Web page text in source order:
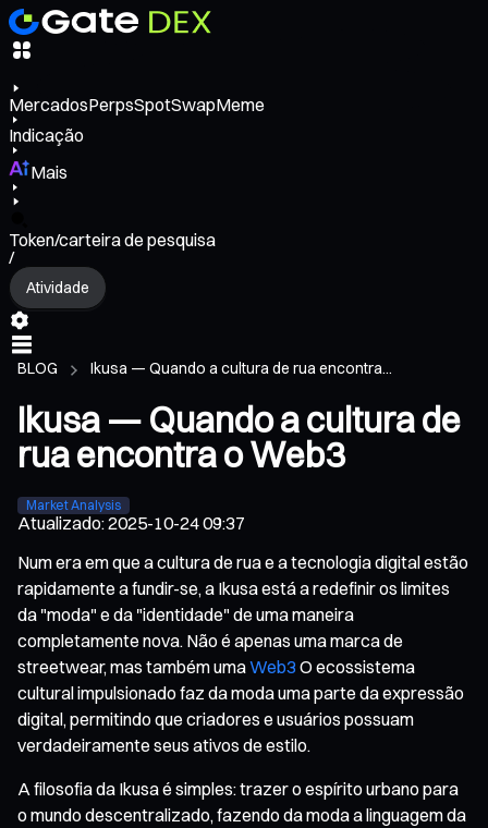
MercadosPerpsSpotSwapMeme
Indicação
Mais
Token/carteira de pesquisa
/
Atividade
BLOG Ikusa — Quando a cultura de rua encontra...
Ikusa — Quando a cultura de
rua encontra o Web3
Market Analysis
Atualizado:2025-10-24 09:37
Num era em que a cultura de rua e a tecnologia digital estão
rapidamente a fundir-se, a Ikusa está a redefinir os limites
da "moda" e da "identidade" de uma maneira
completamente nova. Não é apenas uma marca de
streetwear, mas também umaWeb3 O ecossistema
cultural impulsionado faz da moda uma parte da expressão
digital, permitindo que criadores e usuários possuam
verdadeiramente seus ativos de estilo.
A filosofia da Ikusa é simples: trazer o espírito urbano para
o mundo descentralizado, fazendo da moda a linguagem da